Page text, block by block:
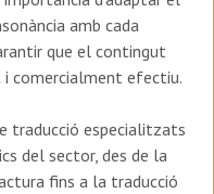
amb cada
que el contingut
comercialment efectiu.
traducció especialitzats
del sector, des de la
fins a la traducció